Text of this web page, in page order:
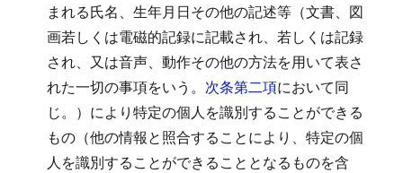
まれる氏名、生年月日その他の記述等（文書、図
画若しくは電磁的記録に記載され、若しくは記録
され、又は音声、動作その他の方法を用いて表さ
れた一切の事項をいう。 次条第二項において同
じ。）により特定の個人を識別することができる
もの（他の情報と照合することにより、特定の個
人を識別することができることとなるものを含